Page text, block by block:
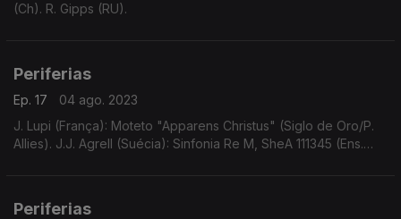
(Ch). R. Gipps (RU).
Periferias
Ep. 17
04 ago. 2023
J. Lupi (França): Moteto "Apparens Christus" (Siglo de Oro/P.
Allies). J.J. Agrell (Suécia): Sinfonia Re M, SheA 111345 (Ens.
Periferias